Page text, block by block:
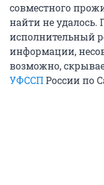
совместного
найти не удалось.
исполнительный
информации,
возможно,
УФССПРоссии по